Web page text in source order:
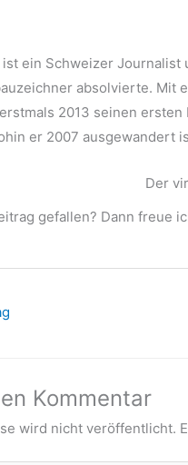
ist ein Schweizer
absolvierte. Mit
2013 seinen
er 2007 ausgewandert
Der
gefallen? Dann freue
Kommentar
wird nicht veröffentlicht.